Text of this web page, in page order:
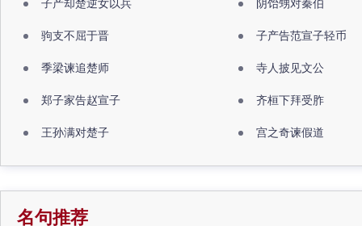
子产却楚逆女以兵 阴饴甥对秦伯
驹支不屈于晋 子产告范宣子轻币
季梁谏追楚师 寺人披见文公
郑子家告赵宣子 齐桓下拜受胙
王孙满对楚子 宫之奇谏假道
名句推荐